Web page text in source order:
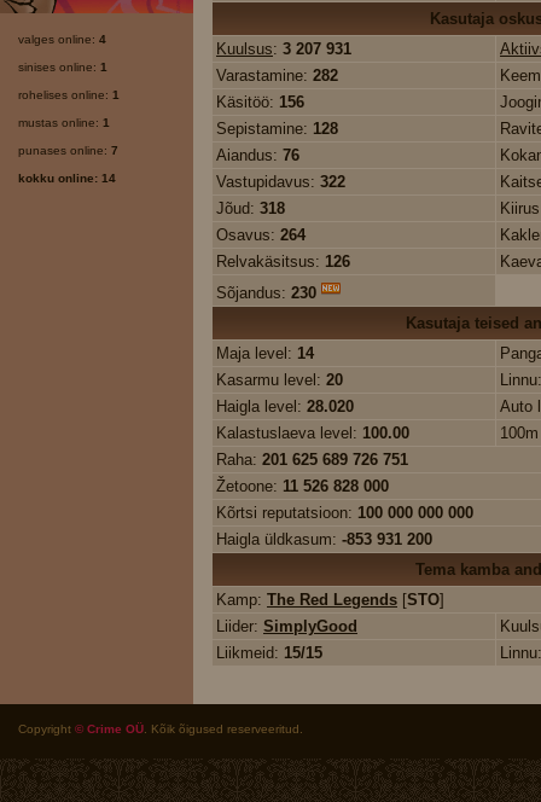
valges online: 4
sinises online: 1
rohelises online: 1
mustas online: 1
punases online: 7
kokku online: 14
Kasutaja
Kuulsus: 3 207 931
Varastamine: 282
Käsitöö: 156
Sepistamine: 128
Aiandus: 76
Vastupidavus: 322
Jõud: 318
Osavus: 264
Relvakäsitsus: 126
Sõjandus: 230
Kasutaja teised
Maja level: 14
Kasarmu level: 20
Haigla level: 28.020
Auto
Kalastuslaeva level: 100.00
Raha: 201 625 689 726 751
Žetoone: 11 526 828 000
Kõrtsi reputatsioon: 100 000 000 000
Haigla üldkasum: -853 931 200
Tema kamba
Kamp: The Red Legends [STO]
Liider: SimplyGood
Liikmeid: 15/15
Copyright © Crime OÜ . Kõik õigused reserveeritud.